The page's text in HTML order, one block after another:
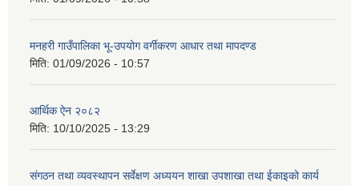
मनहरी गाउँपालिका भू-उपयोग वर्गीकरण आधार तथा मापदण्ड
मिति: 01/09/2026 - 10:57
आर्थिक ऐन २०८२
मिति: 10/10/2025 - 13:29
संगठन तथा व्यवस्थापन सर्वेक्षण अध्ययन शाखा उपशाखा तथा ईकाइको कार्य